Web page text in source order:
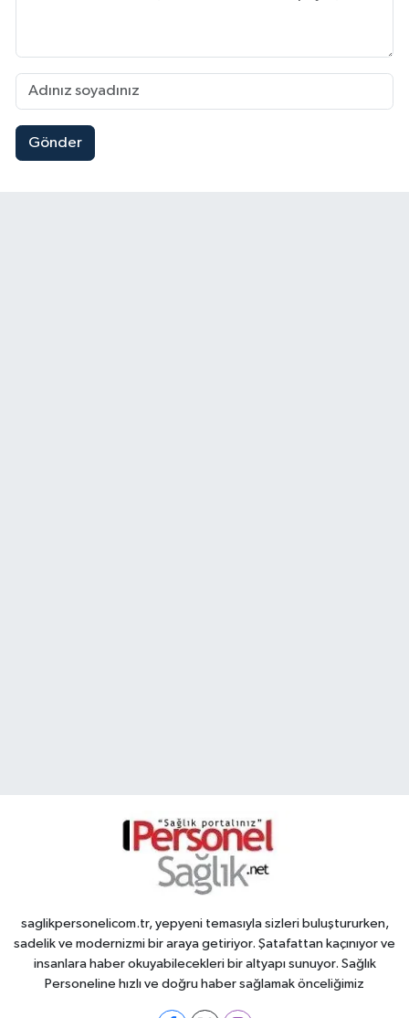
Gönder
saglikpersonelicom.tr, yepyeni temasıyla sizleri buluştururken,
sadelik ve modernizmi bir araya getiriyor. Şatafattan kaçınıyor ve
insanlara haber okuyabilecekleri bir altyapı sunuyor. Sağlık
Personeline hızlı ve doğru haber sağlamak önceliğimiz